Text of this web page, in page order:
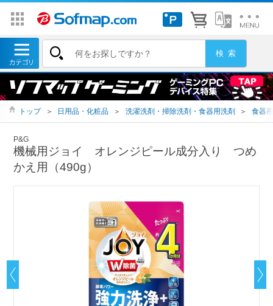
トップ ＞ 日用品・化粧品 ＞ 洗濯洗剤・掃除洗剤・食器用洗剤 ＞ 食器
P&G
機械用ジョイ オレンジピール成分入り つめ
かえ用（490g）